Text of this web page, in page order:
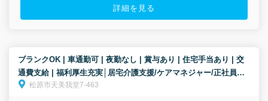
詳細を見る
ブランクOK | 車通勤可 | 夜勤なし | 賞与あり | 住宅手当あり | 交
通費支給 | 福利厚生充実│居宅介護支援/ケアマネジャー/正社員募
集！《ボーナス以外の特別報酬、約25万円の支給実績！》
松原市天美我堂7-463